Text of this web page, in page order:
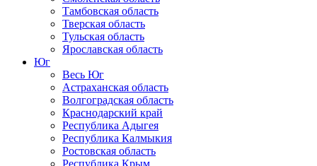
Тамбовская область
Тверская область
Тульская область
Ярославская область
Юг
Весь Юг
Астраханская область
Волгоградская область
Краснодарский край
Республика Адыгея
Республика Калмыкия
Ростовская область
Республика Крым